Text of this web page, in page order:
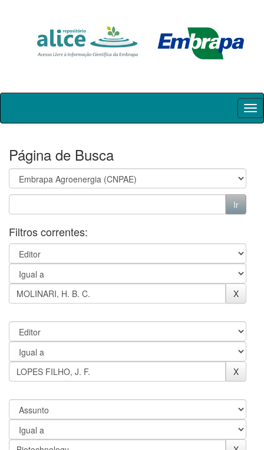
Skip
Página de Busca
Filtros correntes: